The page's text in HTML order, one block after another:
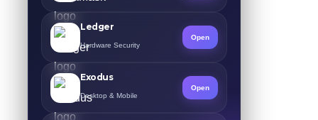
Ledger
Hardware Security
Open
Exodus
Desktop & Mobile
Open